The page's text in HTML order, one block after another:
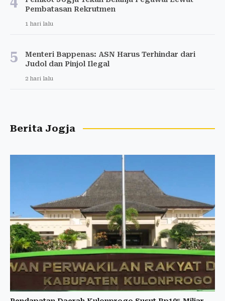
Pembatasan Rekrutmen
1 hari lalu
5
Menteri Bappenas: ASN Harus Terhindar dari
Judol dan Pinjol Ilegal
2 hari lalu
Berita Jogja